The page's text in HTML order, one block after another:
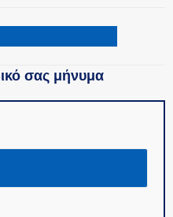
σας μήνυμα